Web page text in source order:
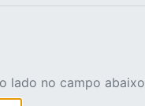
lado no campo abaixo